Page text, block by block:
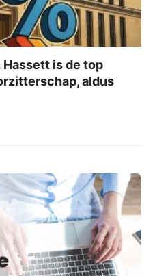
Hassett is de top
aldus